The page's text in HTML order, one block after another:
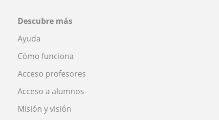
Descubre más
Ayuda
Cómo funciona
Acceso profesores
Acceso a alumnos
Misión y visión